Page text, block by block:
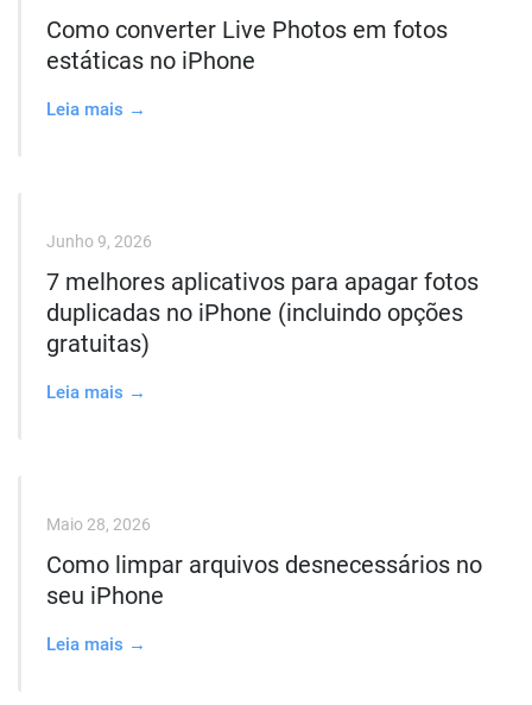
Como converter Live Photos em fotos
estáticas no iPhone
Leia mais →
Junho 9, 2026
7 melhores aplicativos para apagar fotos
duplicadas no iPhone (incluindo opções
gratuitas)
Leia mais →
Maio 28, 2026
Como limpar arquivos desnecessários no
seu iPhone
Leia mais →